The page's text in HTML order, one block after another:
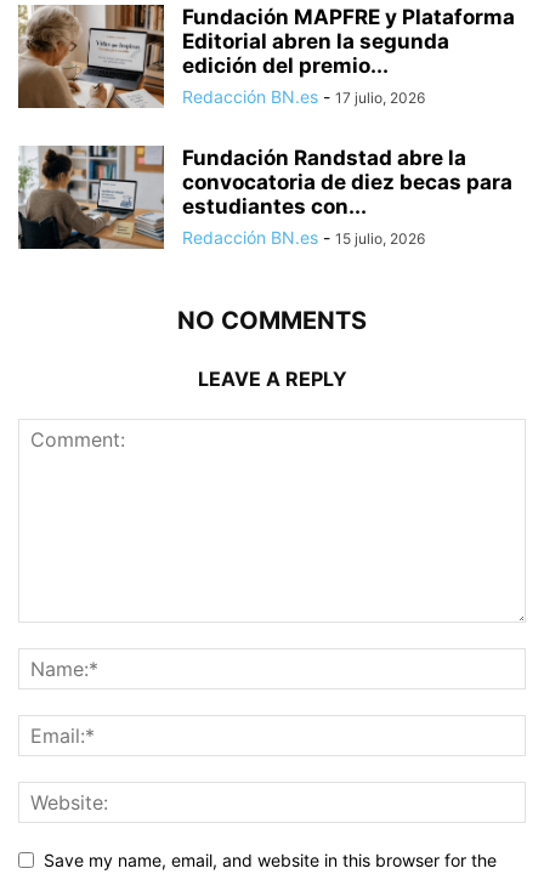
Fundación MAPFRE y Plataforma
Editorial abren la segunda
edición del premio...
Redacción BN.es - 17 julio, 2026
Fundación Randstad abre la
convocatoria de diez becas para
estudiantes con...
Redacción BN.es - 15 julio, 2026
NO COMMENTS
LEAVE A REPLY
Save my name, email, and website in this browser for the